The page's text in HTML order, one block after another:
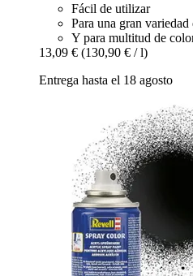
Fácil de utilizar
Para una gran variedad
Y para multitud de
13,09 € (130,90 € / l)
Entrega hasta el 18 agosto